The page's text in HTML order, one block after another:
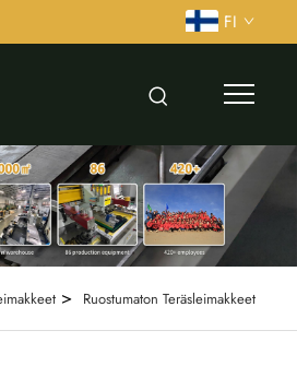
FI
> Ruostumaton Teräsleimakkeet